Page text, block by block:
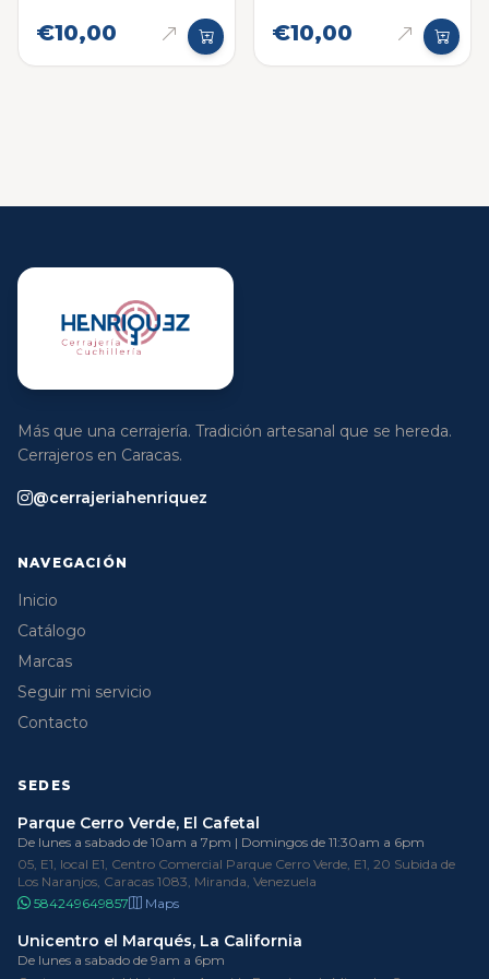
€10,00 €10,00
Más que una cerrajería. Tradición artesanal que se hereda.
Cerrajeros en Caracas.
@cerrajeriahenriquez
NAVEGACIÓN
Inicio
Catálogo
Marcas
Seguir mi servicio
Contacto
SEDES
Parque Cerro Verde, El Cafetal
De lunes a sabado de 10am a 7pm | Domingos de 11:30am a 6pm
05, E1, local E1, Centro Comercial Parque Cerro Verde, E1, 20 Subida de
Los Naranjos, Caracas 1083, Miranda, Venezuela
584249649857
Maps
Unicentro el Marqués, La California
De lunes a sabado de 9am a 6pm